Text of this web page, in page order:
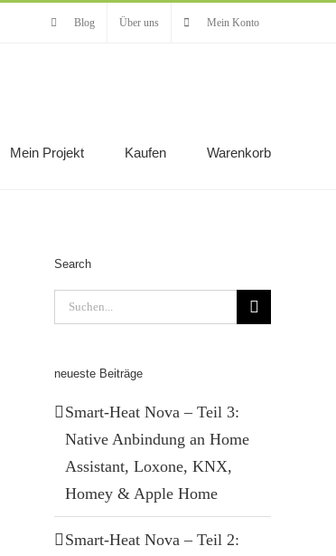
Blog Über uns Mein Konto
Mein Projekt Kaufen Warenkorb
Search
Suche
nach:
neueste Beiträge
Smart-Heat Nova – Teil 3:
Native Anbindung an Home
Assistant, Loxone, KNX,
Homey & Apple Home
Smart-Heat Nova – Teil 2: